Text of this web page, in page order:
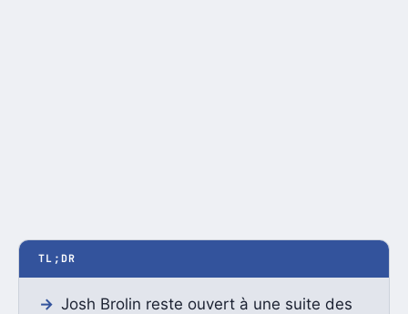
TL;DR
Josh Brolin reste ouvert à une suite des